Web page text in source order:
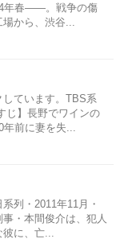
年春――。戦争の傷
から、渋谷...
ています。TBS系
じ】長野でワインの
前に妻を失...
列・2011年11月・
・本間俊介は、犯人
に、亡...